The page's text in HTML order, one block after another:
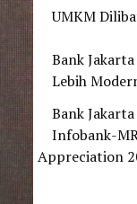
UMKM
Bank
Lebih
Bank
Infobank-
Appreciation